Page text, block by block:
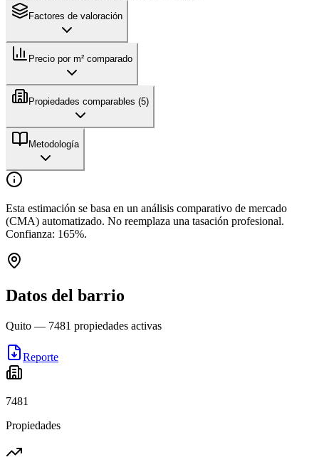
Factores de valoración
Precio por m² comparado
Propiedades comparables (5)
Metodología
Esta estimación se basa en un análisis comparativo de mercado
(CMA) automatizado. No reemplaza una tasación profesional.
Confianza: 165%.
Datos del barrio
Quito — 7481 propiedades activas
Reporte
7481
Propiedades